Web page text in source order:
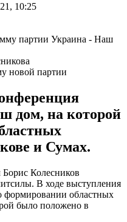
10:25
новой партии
дом, на которой
и Сумах.
Колесников
В ходе выступления
формировании областных
было положено в